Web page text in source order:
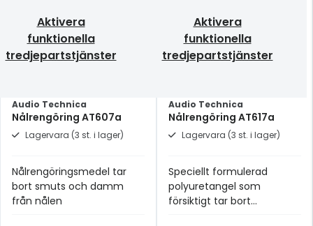
Aktivera
funktionella
tredjepartstjänster
Audio Technica
Nålrengöring AT607a
Lagervara (3 st. i lager)
Nålrengöringsmedel tar
bort smuts och damm
från nålen
Aktivera
funktionella
tredjepartstjänster
Audio Technica
Nålrengöring AT617a
Lagervara (3 st. i lager)
Speciellt formulerad
polyuretangel som
försiktigt tar bort